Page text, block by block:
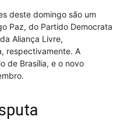
deste domingo são um
Paz, do Partido Democrata
Aliança Livre,
respectivamente. A
de Brasília, e o novo